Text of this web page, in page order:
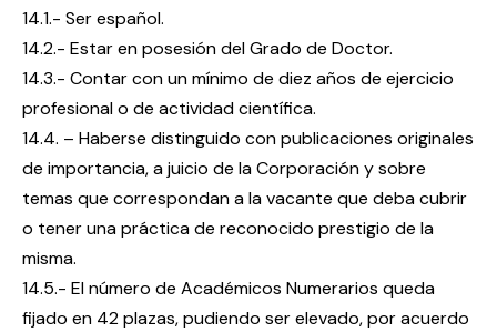
14.1.- Ser español.
14.2.- Estar en posesión del Grado de Doctor.
14.3.- Contar con un mínimo de diez años de ejercicio
profesional o de actividad científica.
14.4. – Haberse distinguido con publicaciones originales
de importancia, a juicio de la Corporación y sobre
temas que correspondan a la vacante que deba cubrir
o tener una práctica de reconocido prestigio de la
misma.
14.5.- El número de Académicos Numerarios queda
fijado en 42 plazas, pudiendo ser elevado, por acuerdo